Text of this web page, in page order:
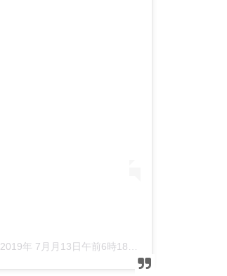
2019年 7月月13日午前6時18分PDT